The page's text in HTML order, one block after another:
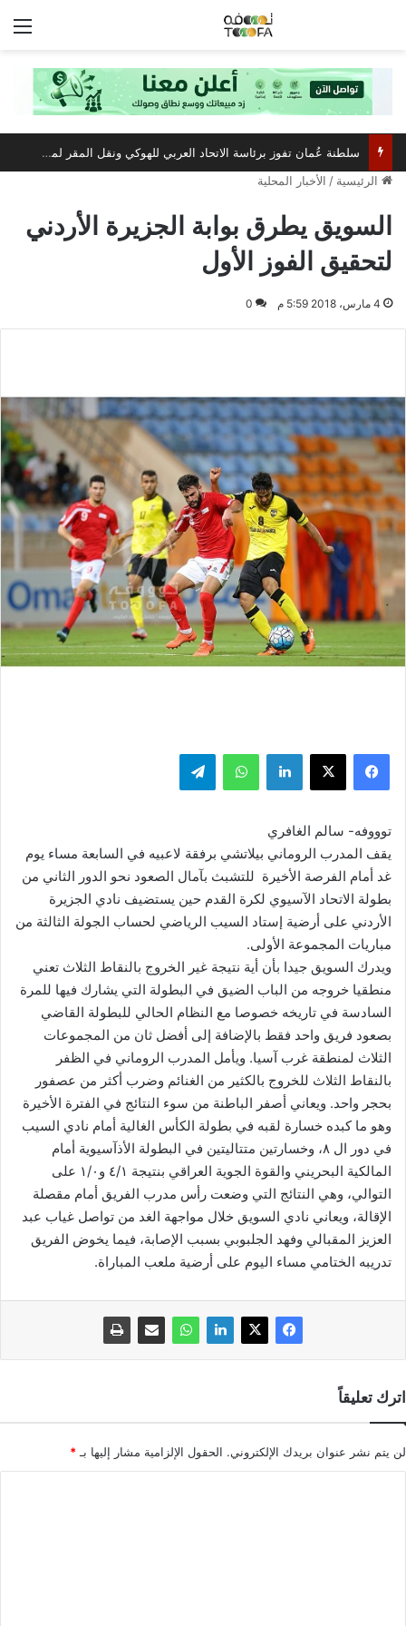
سلطنة عُمان تفوز برئاسة الاتحاد العربي للهوكي ونقل المقر لمسقط
الرئيسية / الأخبار المحلية
السويق يطرق بوابة الجزيرة الأردني
لتحقيق الفوز الأول
4 مارس، 2018 5:59 م 0
فيسبوك ‫X لينكدإن واتساب تيلقرام
توووفه- سالم الغافري
يقف المدرب الروماني بيلاتشي برفقة لاعبيه في السابعة مساء يوم
غد أمام الفرصة الأخيرة للتشبث بآمال الصعود نحو الدور الثاني من
بطولة الاتحاد الآسيوي لكرة القدم حين يستضيف نادي الجزيرة
الأردني على أرضية إستاد السيب الرياضي لحساب الجولة الثالثة من
مباريات المجموعة الأولى.
ويدرك السويق جيدا بأن أية نتيجة غير الخروج بالنقاط الثلاث تعني
منطقيا خروجه من الباب الضيق في البطولة التي يشارك فيها للمرة
السادسة في تاريخه خصوصا مع النظام الحالي للبطولة القاضي
بصعود فريق واحد فقط بالإضافة إلى أفضل ثان من المجموعات
الثلاث لمنطقة غرب آسيا. ويأمل المدرب الروماني في الظفر
بالنقاط الثلاث للخروج بالكثير من الغنائم وضرب أكثر من عصفور
بحجر واحد. ويعاني أصفر الباطنة من سوء النتائج في الفترة الأخيرة
وهو ما كبده خسارة لقبه في بطولة الكأس الغالية أمام نادي السيب
في دور ال ٨، وخسارتين متتاليتين في البطولة الأذآسيوية أمام
المالكية البحريني والقوة الجوية العراقي بنتيجة ٤/١ و١/٠ على
التوالي، وهي النتائج التي وضعت رأس مدرب الفريق أمام مقصلة
الإقالة، ويعاني نادي السويق خلال مواجهة الغد من تواصل غياب عبد
العزيز المقبالي وفهد الجلبوبي بسبب الإصابة، فيما يخوض الفريق
تدريبه الختامي مساء اليوم على أرضية ملعب المباراة.
اترك تعليقاً
لن يتم نشر عنوان بريدك الإلكتروني. الحقول الإلزامية مشار إليها بـ *